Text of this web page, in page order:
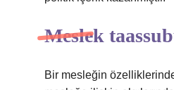
Meslek
Bir mesleğin